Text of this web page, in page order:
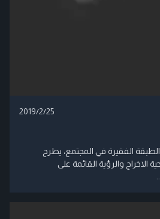
2019/2/25
الفقيرة في المجتمع، يطرح
والرؤية القائمة على